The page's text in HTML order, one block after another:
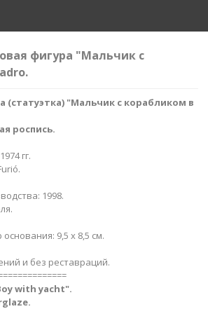
фигура "Мальчик с
(статуэтка) "Мальчик с корабликом в
роспись.
гг.
1998.
9,5 х 8,5 см.
и без реставраций.
with yacht".